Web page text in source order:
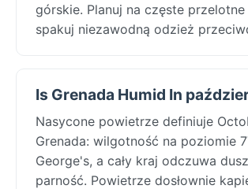
górskie. Planuj na częste
spakuj niezawodną odzież
Is Grenada Humid In
Nasycone powietrze definiuje
Grenada: wilgotność na poziomie
George's, a cały kraj odczuwa
parność. Powietrze dosłownie